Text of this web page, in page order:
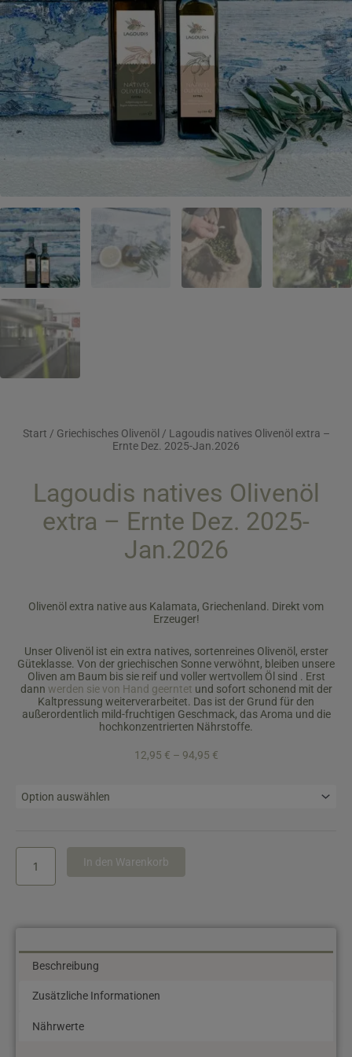
Start / Griechisches Olivenöl / Lagoudis natives Olivenöl extra –
Ernte Dez. 2025-Jan.2026
Lagoudis natives Olivenöl
extra – Ernte Dez. 2025-
Jan.2026
Olivenöl extra native aus Kalamata, Griechenland. Direkt vom
Erzeuger!
Unser Olivenöl ist ein extra natives, sortenreines Olivenöl, erster
Güteklasse. Von der griechischen Sonne verwöhnt, bleiben unsere
Oliven am Baum bis sie reif und voller wertvollem Öl sind . Erst
dann werden sie von Hand geerntet und sofort schonend mit der
Kaltpressung weiterverarbeitet. Das ist der Grund für den
außerordentlich mild-fruchtigen Geschmack, das Aroma und die
hochkonzentrierten Nährstoffe.
12,95 € – 94,95 €Preisspanne:
natives
Ernte
Dez.
2025-
Jan.2026
In den Warenkorb
Beschreibung
Zusätzliche Informationen
Nährwerte